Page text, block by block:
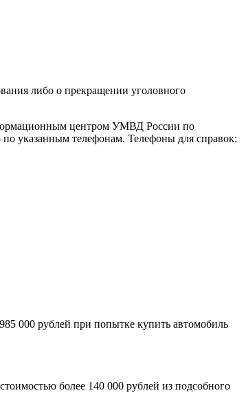
либо о прекращении уголовного
центром УМВД России по
указанным телефонам. Телефоны для справок:
000 рублей при попытке купить автомобиль
более 140 000 рублей из подсобного